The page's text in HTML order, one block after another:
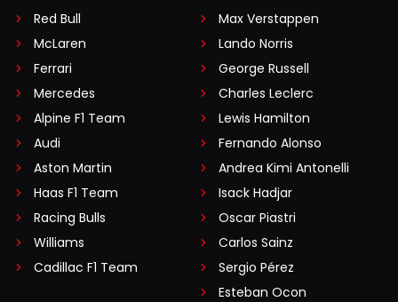
Red Bull
McLaren
Ferrari
Mercedes
Alpine F1 Team
Audi
Aston Martin
Haas F1 Team
Racing Bulls
Williams
Cadillac F1 Team
Max Verstappen
Lando Norris
George Russell
Charles Leclerc
Lewis Hamilton
Fernando Alonso
Andrea Kimi Antonelli
Isack Hadjar
Oscar Piastri
Carlos Sainz
Sergio Pérez
Esteban Ocon